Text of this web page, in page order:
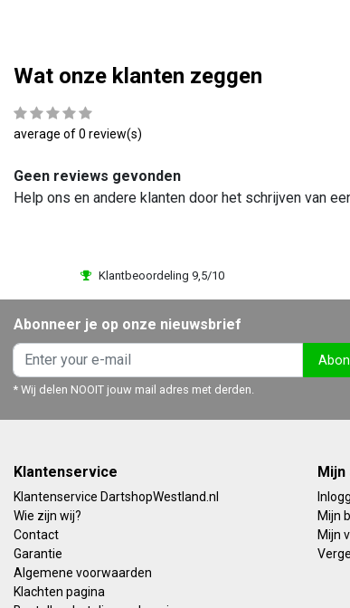
Wat onze klanten zeggen
average of 0 review(s)
Geen reviews gevonden
Help ons en andere klanten door het schrijven van
Klantbeoordeling 9,5/10
Abonneer je op onze nieuwsbrief
* Wij delen NOOIT jouw mail adres met derden.
Klantenservice
Klantenservice DartshopWestland.nl
Wie zijn wij?
Contact
Garantie
Algemene voorwaarden
Klachten pagina
Mijn
Mijn
Mijn